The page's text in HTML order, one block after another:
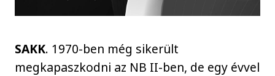
SAKK. 1970-ben még sikerült
megkapaszkodni az NB II-ben, de egy évvel